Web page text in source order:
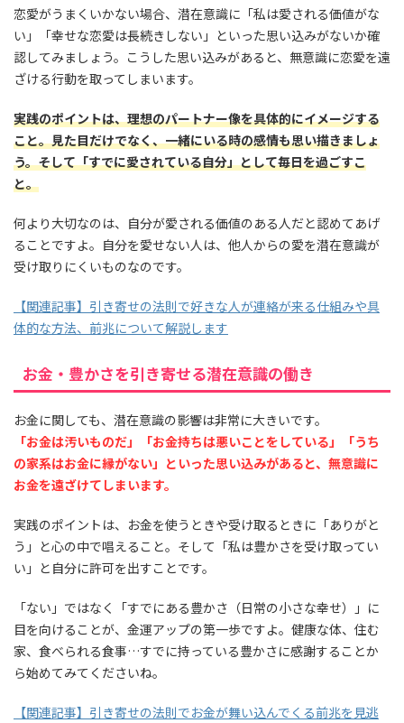
恋愛がうまくいかない場合、潜在意識に「私は愛される価値がな
い」「幸せな恋愛は長続きしない」といった思い込みがないか確
認してみましょう。こうした思い込みがあると、無意識に恋愛を遠
ざける行動を取ってしまいます。
実践のポイントは、理想のパートナー像を具体的にイメージする
こと。見た目だけでなく、一緒にいる時の感情も思い描きましょ
う。そして「すでに愛されている自分」として毎日を過ごすこ
と。
何より大切なのは、自分が愛される価値のある人だと認めてあげ
ることですよ。自分を愛せない人は、他人からの愛を潜在意識が
受け取りにくいものなのです。
【関連記事】引き寄せの法則で好きな人が連絡が来る仕組みや具
体的な方法、前兆について解説します
お金・豊かさを引き寄せる潜在意識の働き
お金に関しても、潜在意識の影響は非常に大きいです。
「お金は汚いものだ」「お金持ちは悪いことをしている」「うち
の家系はお金に縁がない」といった思い込みがあると、無意識に
お金を遠ざけてしまいます。
実践のポイントは、お金を使うときや受け取るときに「ありがと
う」と心の中で唱えること。そして「私は豊かさを受け取ってい
い」と自分に許可を出すことです。
「ない」ではなく「すでにある豊かさ（日常の小さな幸せ）」に
目を向けることが、金運アップの第一歩ですよ。健康な体、住む
家、食べられる食事…すでに持っている豊かさに感謝することか
ら始めてみてくださいね。
【関連記事】引き寄せの法則でお金が舞い込んでくる前兆を見逃